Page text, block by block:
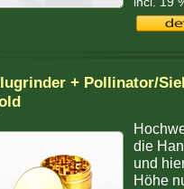
+ Pollinator/
die
und
Höhe